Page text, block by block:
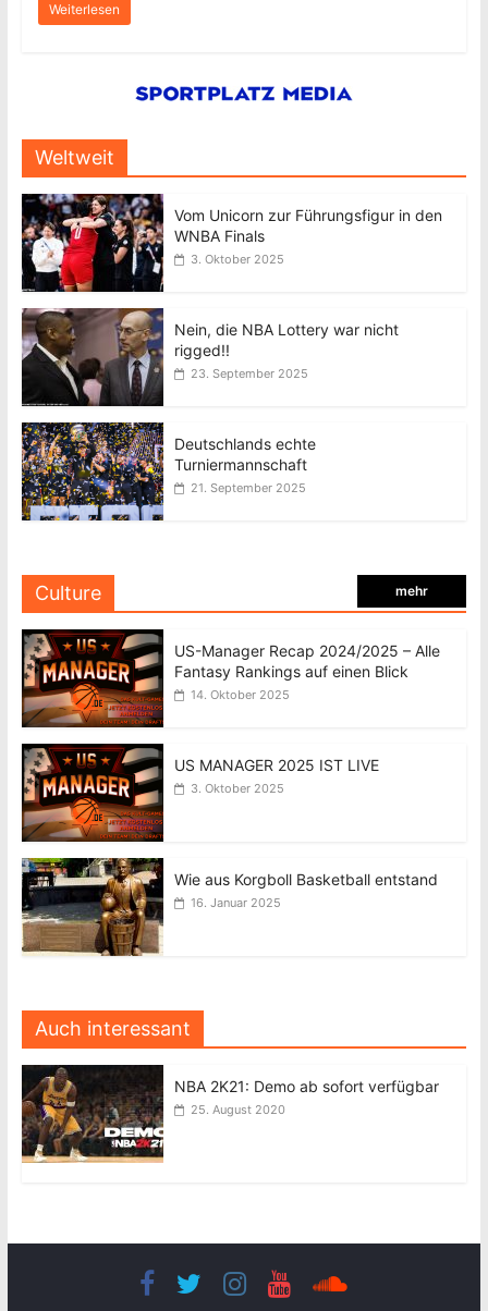
Weiterlesen
Weltweit
Vom Unicorn zur Führungsfigur in den
WNBA Finals
3. Oktober 2025
Nein, die NBA Lottery war nicht
rigged!!
23. September 2025
Deutschlands echte
Turniermannschaft
21. September 2025
Culture mehr
US-Manager Recap 2024/2025 – Alle
Fantasy Rankings auf einen Blick
14. Oktober 2025
US MANAGER 2025 IST LIVE
3. Oktober 2025
Wie aus Korgboll Basketball entstand
16. Januar 2025
Auch interessant
NBA 2K21: Demo ab sofort verfügbar
25. August 2020